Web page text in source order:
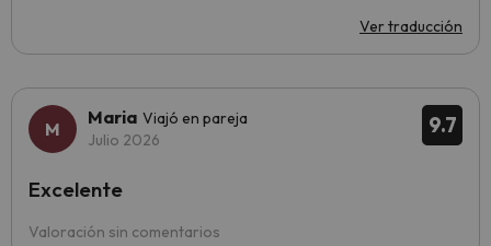
Ver traducción
9.7
Maria Viajó en pareja
Julio 2026
Valoración sin comentarios
Excelente